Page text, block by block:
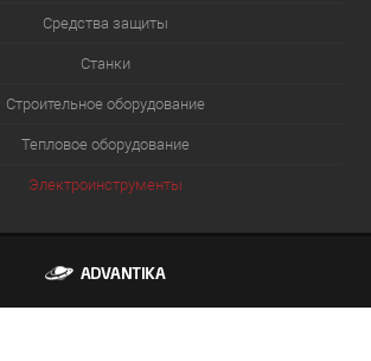
Средства защиты
Станки
Строительное оборудование
Тепловое оборудование
Электроинструменты